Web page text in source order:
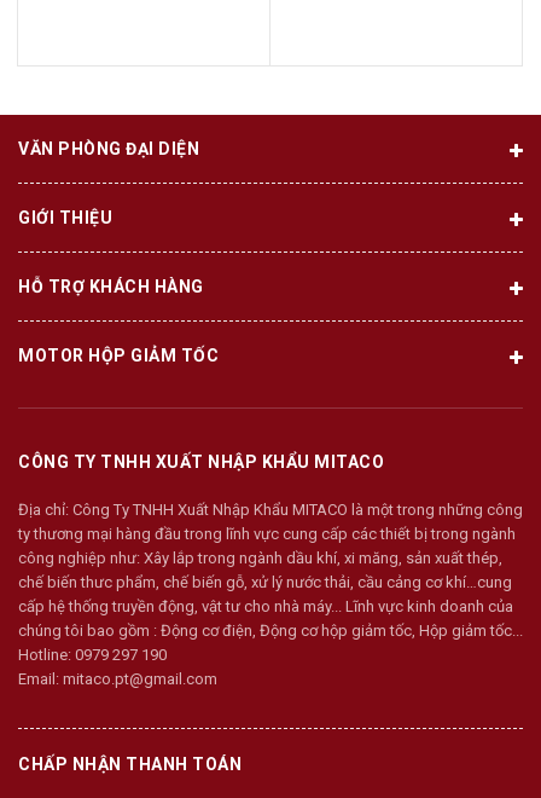
VĂN PHÒNG ĐẠI DIỆN
GIỚI THIỆU
HỖ TRỢ KHÁCH HÀNG
MOTOR HỘP GIẢM TỐC
CÔNG TY TNHH XUẤT NHẬP KHẨU MITACO
Địa chỉ: Công Ty TNHH Xuất Nhập Khẩu MITACO là một trong những công
ty thương mại hàng đầu trong lĩnh vực cung cấp các thiết bị trong ngành
công nghiệp như: Xây lắp trong ngành dầu khí, xi măng, sản xuất thép,
chế biến thưc phẩm, chế biến gỗ, xử lý nước thải, cầu cảng cơ khí…cung
cấp hệ thống truyền động, vật tư cho nhà máy... Lĩnh vực kinh doanh của
chúng tôi bao gồm : Động cơ điện, Động cơ hộp giảm tốc, Hộp giảm tốc...
Hotline: 0979 297 190
Email: mitaco.pt@gmail.com
CHẤP NHẬN THANH TOÁN